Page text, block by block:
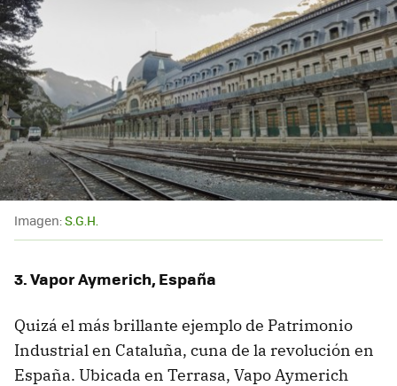
Imagen:S.G.H.
3. Vapor Aymerich, España
Quizá el más brillante ejemplo de Patrimonio
Industrial en Cataluña, cuna de la revolución en
España. Ubicada en Terrasa, Vapo Aymerich